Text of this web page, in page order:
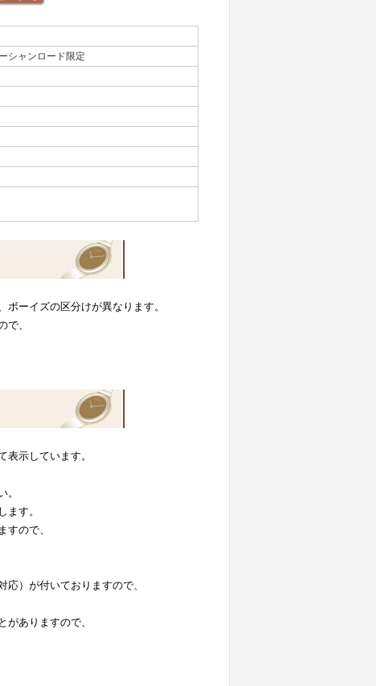
ャンロード限定
ーイズの区分けが異なります。
で、
示しています。
。
ます。
すので、
）が付いておりますので、
ありますので、